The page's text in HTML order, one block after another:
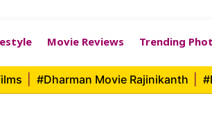
Movie Reviews Trending
#Dharman Movie Rajinikanth